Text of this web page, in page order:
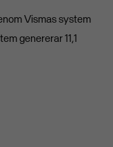
Vismas system
genererar 11,1